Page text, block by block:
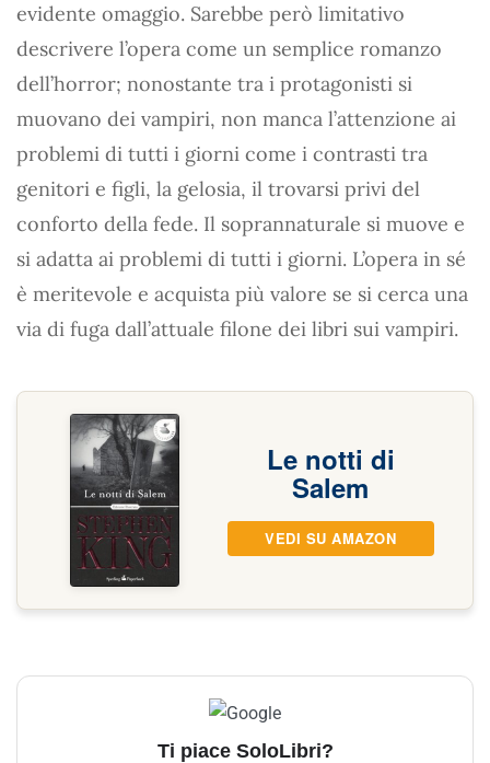
evidente omaggio. Sarebbe però limitativo
descrivere l’opera come un semplice romanzo
dell’horror; nonostante tra i protagonisti si
muovano dei vampiri, non manca l’attenzione ai
problemi di tutti i giorni come i contrasti tra
genitori e figli, la gelosia, il trovarsi privi del
conforto della fede. Il soprannaturale si muove e
si adatta ai problemi di tutti i giorni. L’opera in sé
è meritevole e acquista più valore se si cerca una
via di fuga dall’attuale filone dei libri sui vampiri.
Le notti di
Salem
VEDI SU AMAZON
Ti piace SoloLibri?